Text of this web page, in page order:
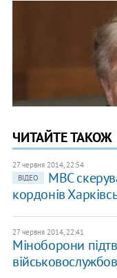
ЧИТАЙТЕ ТАКОЖ
27 червня 2014, 22:54
ВІДЕО
МВС
кордонів
27 червня 2014, 22:41
Міноборони